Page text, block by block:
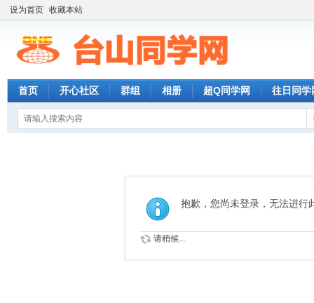
设为首页 收藏本站
首页 开心社区 群组 相册 超Q同学网 往日同学
抱歉，您尚未登录，无法进行
请稍候...